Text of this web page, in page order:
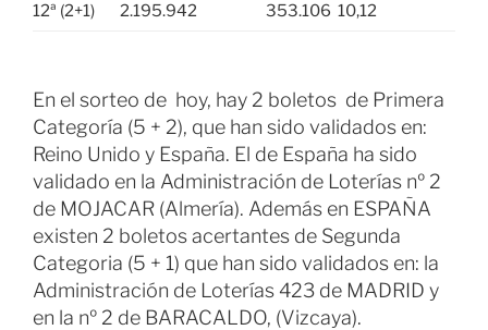
12ª (2+1) 2.195.942 353.106 10,12
En el sorteo de hoy, hay 2 boletos de Primera
Categoría (5 + 2), que han sido validados en:
Reino Unido y España. El de España ha sido
validado en la Administración de Loterías nº 2
de MOJACAR (Almería). Además en ESPAÑA
existen 2 boletos acertantes de Segunda
Categoria (5 + 1) que han sido validados en: la
Administración de Loterías 423 de MADRID y
en la nº 2 de BARACALDO, (Vizcaya).